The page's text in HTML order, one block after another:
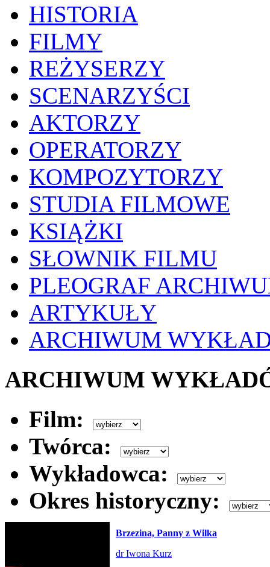
HISTORIA
FILMY
REŻYSERZY
SCENARZYŚCI
AKTORZY
OPERATORZY
KOMPOZYTORZY
STUDIA FILMOWE
KSIĄŻKI
SŁOWNIK FILMU
PLEOGRAF
ARTYKUŁY
ARCHIWUM
ARCHIWUM
Film:
Twórca:
Wykładowca:
Okres historyczny:
Brzezina, Panny z Wilka
dr Iwona Kurz